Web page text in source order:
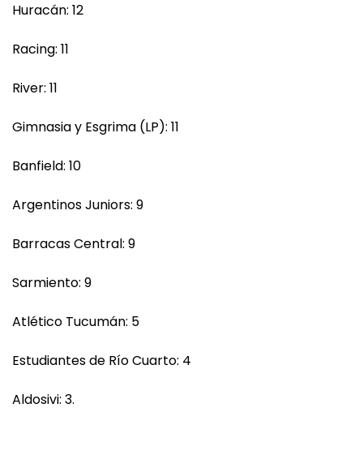
Huracán: 12
Racing: 11
River: 11
Gimnasia y Esgrima (LP): 11
Banfield: 10
Argentinos Juniors: 9
Barracas Central: 9
Sarmiento: 9
Atlético Tucumán: 5
Estudiantes de Río Cuarto: 4
Aldosivi: 3.